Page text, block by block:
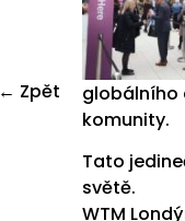
← Zpět
globálního
komunity.
Tato
světě.
WTM